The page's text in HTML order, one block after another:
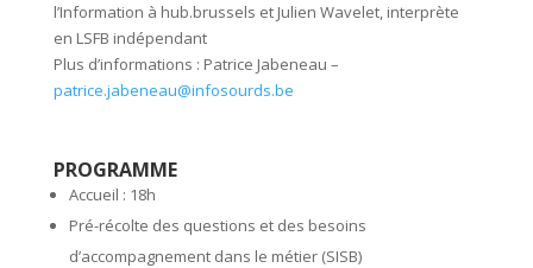
l’Information à hub.brussels et Julien Wavelet, interprète
en LSFB indépendant
Plus d’informations : Patrice Jabeneau –
patrice.jabeneau@infosourds.be
PROGRAMME
Accueil : 18h
Pré-récolte des questions et des besoins
d’accompagnement dans le métier (SISB)